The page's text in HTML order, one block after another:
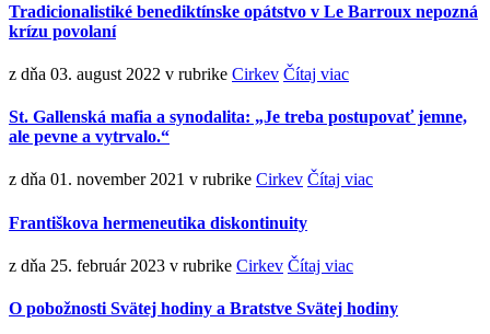
Tradicionalistiké benediktínske opátstvo v Le Barroux nepozná
krízu povolaní
z dňa 03. august 2022 v rubrike Cirkev Čítaj viac
St. Gallenská mafia a synodalita: „Je treba postupovať jemne,
ale pevne a vytrvalo.“
z dňa 01. november 2021 v rubrike Cirkev Čítaj viac
Františkova hermeneutika diskontinuity
z dňa 25. február 2023 v rubrike Cirkev Čítaj viac
O pobožnosti Svätej hodiny a Bratstve Svätej hodiny